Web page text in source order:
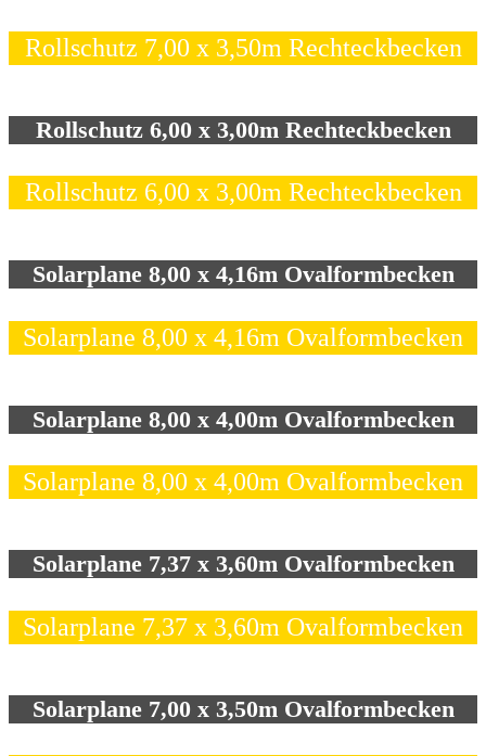
Rollschutz 7,00 x 3,50m Rechteckbecken
Rollschutz 6,00 x 3,00m Rechteckbecken
Rollschutz 6,00 x 3,00m Rechteckbecken
Solarplane 8,00 x 4,16m Ovalformbecken
Solarplane 8,00 x 4,16m Ovalformbecken
Solarplane 8,00 x 4,00m Ovalformbecken
Solarplane 8,00 x 4,00m Ovalformbecken
Solarplane 7,37 x 3,60m Ovalformbecken
Solarplane 7,37 x 3,60m Ovalformbecken
Solarplane 7,00 x 3,50m Ovalformbecken